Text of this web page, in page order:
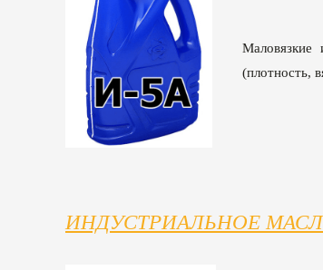
(плотность,
ИНДУСТРИАЛЬНОЕ